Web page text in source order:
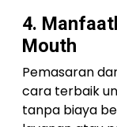
4.
Mouth
Pemasaran
cara terbaik
tanpa biaya